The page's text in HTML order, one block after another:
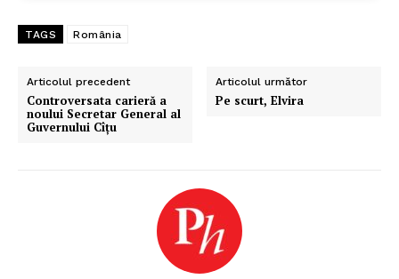
TAGS România
Articolul precedent
Controversata carieră a
noului Secretar General al
Guvernului Cîțu
Articolul următor
Pe scurt, Elvira